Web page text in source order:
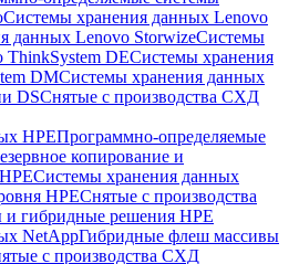
Системы хранения данных Lenovo
данных Lenovo StorwizeСистемы
ThinkSystem DEСистемы хранения
DMСистемы хранения данных
DSСнятые с производства СХД
HPEПрограммно-определяемые
копирование и
Системы хранения данных
HPEСнятые с производства
гибридные решения HPE
NetAppГибридные флеш массивы
с производства СХД